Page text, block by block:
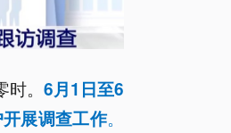
。 6月1日至6
开展调查工作。